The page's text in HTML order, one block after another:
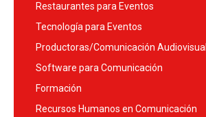
Restaurantes para Eventos
Tecnología para Eventos
Productoras/Comunicación Audiovisual
Software para Comunicación
Formación
Recursos Humanos en Comunicación